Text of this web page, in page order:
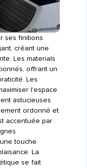
ses finitions
créant une
Les materials
offrant un
Les
l'espace
astucieuses
ordonné et
accentuée par
touche
La
se fait